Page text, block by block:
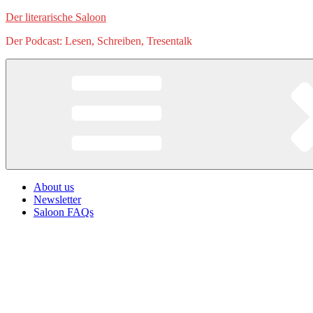
Zum
springen
Der literarische Saloon
Der Podcast: Lesen, Schreiben, Tresentalk
About us
Newsletter
Saloon FAQs